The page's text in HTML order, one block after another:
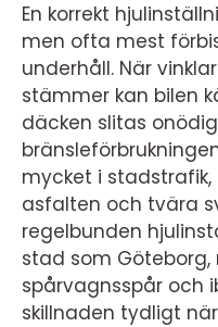
En korrekt
men ofta mest
underhåll. När
stämmer kan bilen
däcken slitas
mycket i
asfalten och tvära
regelbunden
stad som
spårvagnsspår och
skillnaden tydligt